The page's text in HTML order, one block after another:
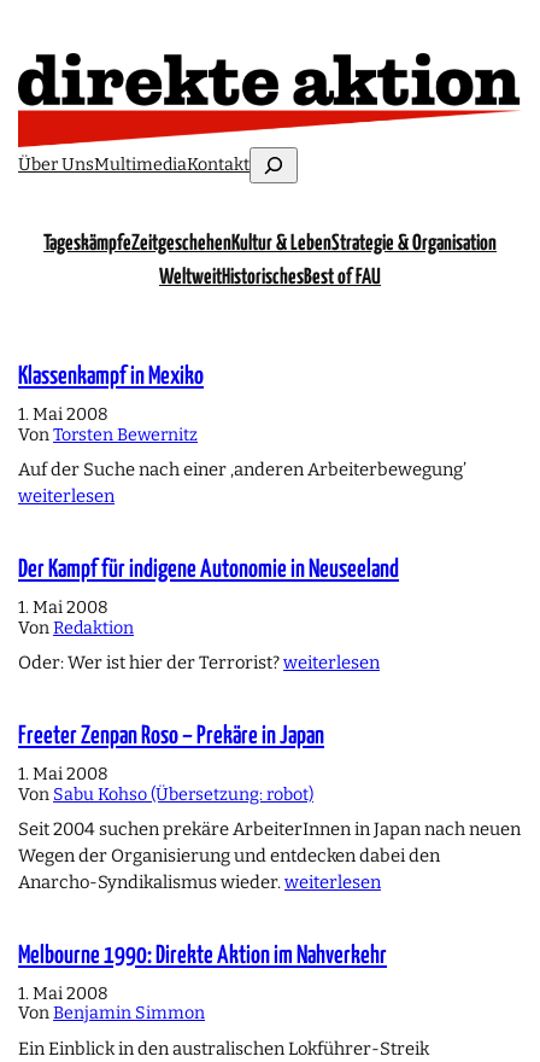
Über UnsMultimediaKontaktSuchen
TageskämpfeZeitgeschehenKultur & LebenStrategie & Organisation
WeltweitHistorischesBest of FAU
Klassenkampf in Mexiko
1. Mai 2008
VonTorsten Bewernitz
Auf der Suche nach einer ‚anderen Arbeiterbewegung’
weiterlesen
Der Kampf für indigene Autonomie in Neuseeland
1. Mai 2008
VonRedaktion
Oder: Wer ist hier der Terrorist?weiterlesen
Freeter Zenpan Roso – Prekäre in Japan
1. Mai 2008
Von Sabu Kohso (Übersetzung: robot)
Seit 2004 suchen prekäre ArbeiterInnen in Japan nach neuen
Wegen der Organisierung und entdecken dabei den
Anarcho-Syndikalismus wieder.weiterlesen
Melbourne 1990: Direkte Aktion im Nahverkehr
1. Mai 2008
VonBenjamin Simmon
Ein Einblick in den australischen Lokführer-Streik